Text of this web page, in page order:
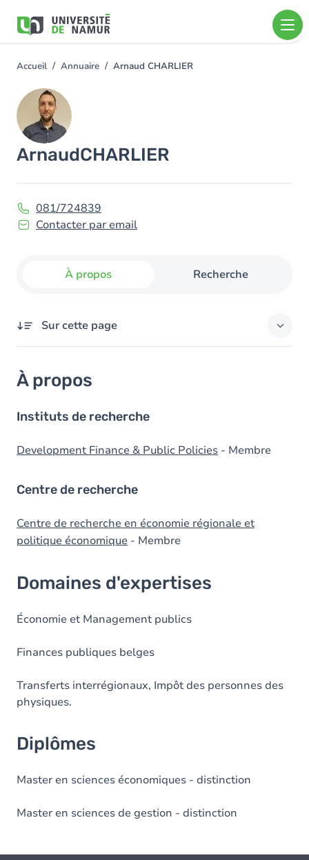
contenu
You
here
Accueil Annuaire Arnaud CHARLIER
Image
ArnaudCHARLIER
081/724839
Contacter par email
À propos Recherche
Sur cette page
Domaines d'expertises
Diplômes
À propos
Instituts de recherche
Development Finance & Public Policies - Membre
Centre de recherche
Centre de recherche en économie régionale et
politique économique - Membre
Domaines d'expertises
Économie et Management publics
Finances publiques belges
Transferts interrégionaux, Impôt des personnes des
physiques.
Diplômes
Master en sciences économiques - distinction
Master en sciences de gestion - distinction